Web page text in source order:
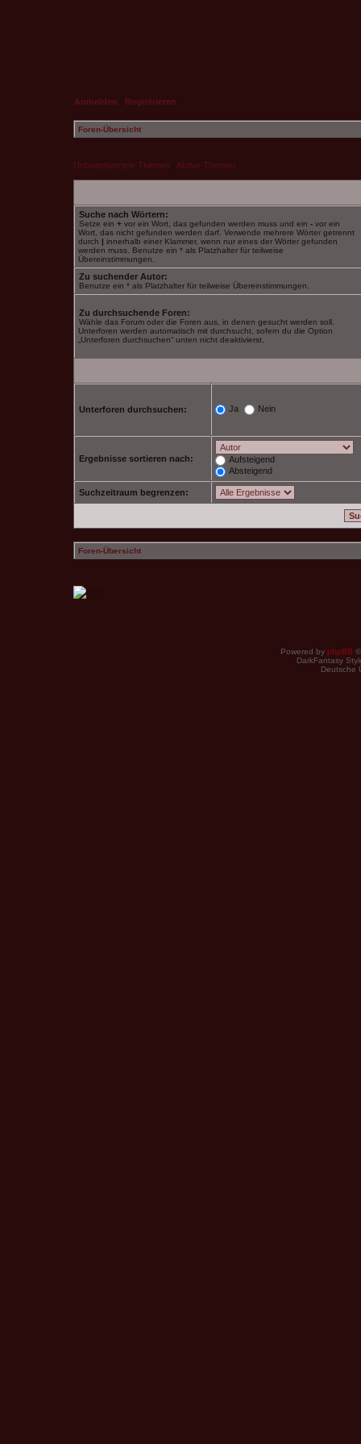
Anmelden Registrieren
Foren-Übersicht
Unbeantwortete Themen Aktive Themen
Suche nach Wörtern:
Setze ein + vor ein Wort, das gefunden werden muss und ein - vor ein
Wort, das nicht gefunden werden darf. Verwende mehrere Wörter getrennt
durch | innerhalb einer Klammer, wenn nur eines der Wörter gefunden
werden muss. Benutze ein * als Platzhalter für teilweise
Übereinstimmungen.
Zu suchender Autor:
Benutze ein * als Platzhalter für teilweise Übereinstimmungen.
Zu durchsuchende Foren:
Wähle das Forum oder die Foren aus, in denen gesucht werden soll.
Unterforen werden automatisch mit durchsucht, sofern du die Option
„Unterforen durchsuchen“ unten nicht deaktivierst.
Unterforen durchsuchen: Ja Nein
Ergebnisse sortieren nach:
Aufsteigend
Absteigend
Suchzeitraum begrenzen:
Foren-Übersicht
Powered by phpBB
DarkFantasy
Deutsche